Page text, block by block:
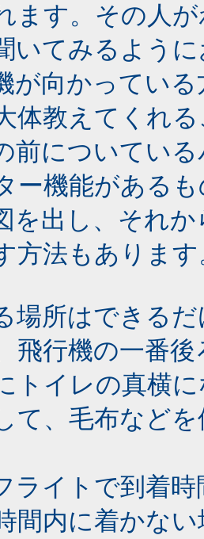
ます。その人
いてみるよう
が向かってい
体教えてくれ
前についてい
ー機能がある
を出し、それ
方法もあります
場所はできる
飛行機の一番
トイレの真横
て、毛布など
ライトで到着
間内に着かな